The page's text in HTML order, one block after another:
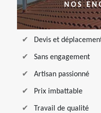
NOS
Devis et
Sans engagement
Artisan passionné
Prix imbattable
Travail de qualité